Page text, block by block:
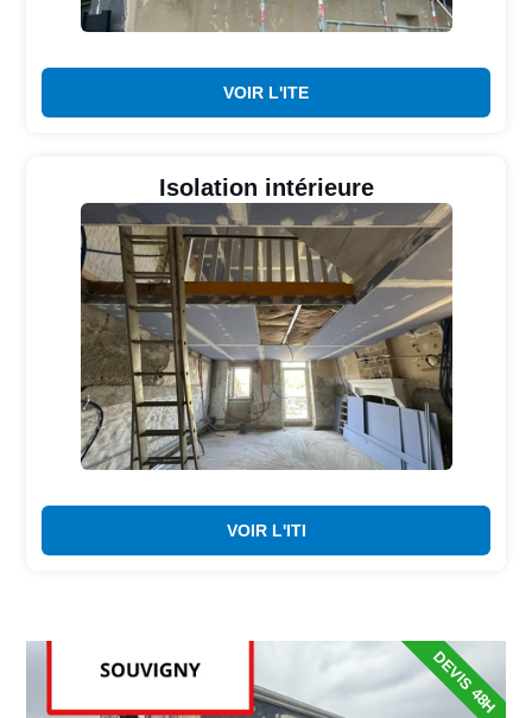
VOIR L'ITE
Isolation intérieure
VOIR L'ITI
DEVIS 48H